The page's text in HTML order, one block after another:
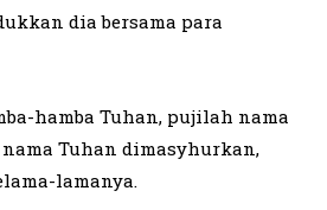
dia bersama para
hamba Tuhan, pujilah nama
Tuhan dimasyhurkan,
lamanya.